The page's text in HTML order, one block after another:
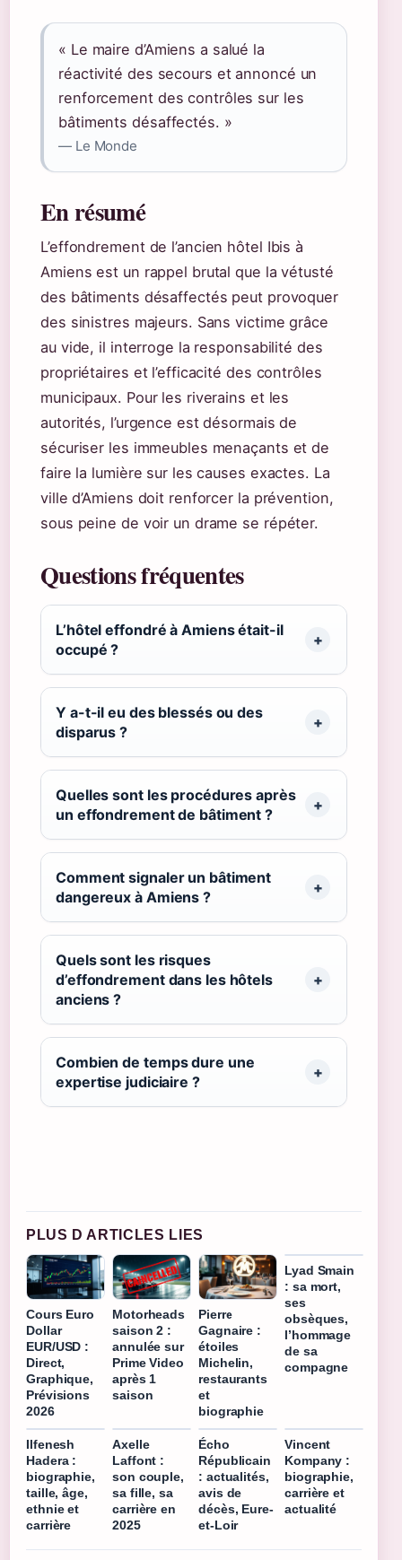
« Le maire d’Amiens a salué la
réactivité des secours et annoncé un
renforcement des contrôles sur les
bâtiments désaffectés. »
— Le Monde
En résumé
L’effondrement de l’ancien hôtel Ibis à
Amiens est un rappel brutal que la vétusté
des bâtiments désaffectés peut provoquer
des sinistres majeurs. Sans victime grâce
au vide, il interroge la responsabilité des
propriétaires et l’efficacité des contrôles
municipaux. Pour les riverains et les
autorités, l’urgence est désormais de
sécuriser les immeubles menaçants et de
faire la lumière sur les causes exactes. La
ville d’Amiens doit renforcer la prévention,
sous peine de voir un drame se répéter.
Questions fréquentes
L’hôtel effondré à Amiens était-il
occupé ?
Y a-t-il eu des blessés ou des
disparus ?
Quelles sont les procédures après
un effondrement de bâtiment ?
Comment signaler un bâtiment
dangereux à Amiens ?
Quels sont les risques
d’effondrement dans les hôtels
anciens ?
Combien de temps dure une
expertise judiciaire ?
PLUS D ARTICLES LIES
Cours Euro
Dollar
EUR/USD :
Direct,
Graphique,
Prévisions
2026
Motorheads
saison 2 :
annulée sur
Prime Video
après 1
saison
Pierre
Gagnaire :
étoiles
Michelin,
restaurants
et
biographie
Lyad Smain
: sa mort,
ses
obsèques,
l’hommage
de sa
compagne
Ilfenesh
Hadera :
biographie,
taille, âge,
ethnie et
carrière
Axelle
Laffont :
son couple,
sa fille, sa
carrière en
2025
Écho
Républicain
: actualités,
avis de
décès, Eure-
et-Loir
Vincent
Kompany :
biographie,
carrière et
actualité